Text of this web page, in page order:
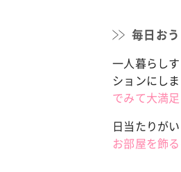
毎日お
一人暮らし
ションにしま
でみて大満足
日当たりがい
お部屋を飾